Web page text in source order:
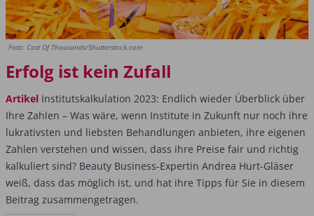
Foto: Cast Of Thousands/Shutterstock.com
Erfolg ist kein Zufall
Artikel Institutskalkulation 2023: Endlich wieder Überblick über
Ihre Zahlen – Was wäre, wenn Institute in Zukunft nur noch ihre
lukrativsten und liebsten Behandlungen anbieten, ihre eigenen
Zahlen verstehen und wissen, dass ihre Preise fair und richtig
kalkuliert sind? Beauty Business-Expertin Andrea Hurt-Gläser
weiß, dass das möglich ist, und hat ihre Tipps für Sie in diesem
Beitrag zusammengetragen.